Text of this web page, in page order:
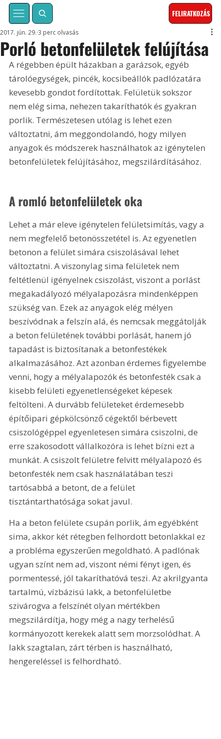
FELIRATKOZÁS
Porló betonfelületek felújítása
2017. jún. 29. 3 perc olvasás
A régebben épült házakban a garázsok, egyéb
tárolóegységek, pincék, kocsibeállók padlózatára
kevesebb gondot fordítottak. Felületük sokszor
nem elég sima, nehezen takaríthatók és gyakran
porlik. Természetesen utólag is lehet ezen
változtatni, ám meggondolandó, hogy milyen
anyagok és módszerek használhatok az igénytelen
betonfelületek felújításához, megszilárdításához.
A romló betonfelületek oka
Lehet a már eleve igénytelen felületsimítás, vagy a
nem megfelelő betonösszetétel is. Az egyenetlen
betonon a felület simára csiszolásával lehet
változtatni. A viszonylag sima felületek nem
feltétlenül igényelnek csiszolást, viszont a porlást
megakadá­lyozó mélyalapozásra mindenképpen
szükség van. Ezek az anyagok elég mélyen
beszívódnak a felszín alá, és nemcsak meggátolják
a beton felületének további porlását, hanem jó
tapadást is biztosítanak a betonfestékek
alkalmazásához. Azt azonban érdemes figyelembe
venni, hogy a mélyalapozók és betonfesték csak a
kisebb felületi egyenetlenségeket képesek
feltölteni. A durvább felületeket érdemesebb
építőipari gépkölcsönző cégektől bérbevett
csiszológéppel egyenletesen simára csiszolni, de
erre szakosodott vállalkozóra is lehet bízni ezt a
munkát. A csiszolt felületre felvitt mélyalapozó és
betonfesték nem csak használatában teszi
tartósabbá a betont, de a felület
tisztántarthatósága sokat javul.
Ha a beton felülete csupán porlik, ám egyébként
sima, akkor két rétegben felhordott betonlakkal ez
a probléma egyszerűen megoldható. A padlónak
ugyan színt nem ad, viszont némi fényt igen, és
pormentessé, jól takaríthatóvá teszi. Az akrilgyanta
tartalmú, vízbázisú lakk, a betonfelületbe
szivárogva a felszínét olyan mértékben
megszilárdítja, hogy még a nagy terhelésű
kormányozott kerekek alatt sem morzsolódhat. A
lakk szagtalan, zárt térben is használható,
hengereléssel is felhordható.